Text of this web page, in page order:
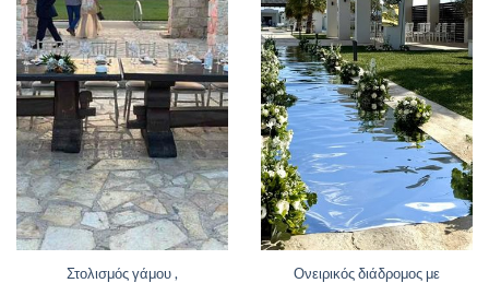
Στολισμός γάμου ,
Ονειρικός διάδρομος με